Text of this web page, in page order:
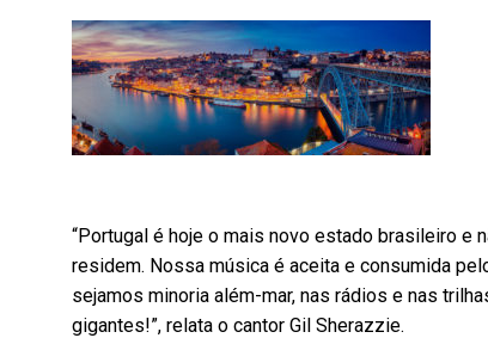
“Portugal é hoje o mais novo estado brasileiro
residem. Nossa música é aceita e consumida
sejamos minoria além-mar, nas rádios e nas
gigantes!”, relata o cantor Gil Sherazzie.